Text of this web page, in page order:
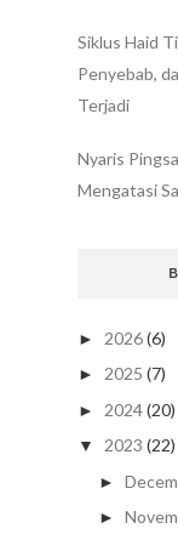
Siklus Haid
Penyebab,
Terjadi
Nyaris
Mengatasi
► 2026(6)
► 2025 (7)
► 2024(20)
▼ 2023 (22)
►
►